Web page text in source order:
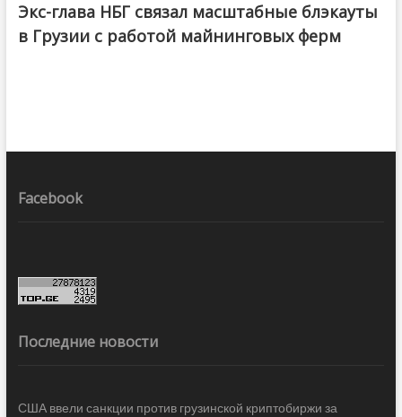
Экс-глава НБГ связал масштабные блэкауты
в Грузии с работой майнинговых ферм
Facebook
Последние новости
США ввели санкции против грузинской криптобиржи за